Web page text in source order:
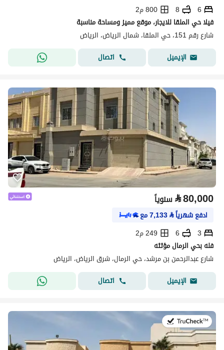
6
8
800 م2
فيلا حي الملقا للايجار، موقع مميز ومساحة مناسبة
شارع رقم 151، حي الملقا، شمال الرياض، الرياض
الإيميل
اتصال
⃁80,000 سنوياً
ادفع شهرياً⃁
7,133مع
3
6
249 م2
فله بحي الرمال مؤثثه
شارع عبدالرحمن بن مرشد، حي الرمال، شرق الرياض، الرياض
الإيميل
اتصال
في:27 يوليو 2026